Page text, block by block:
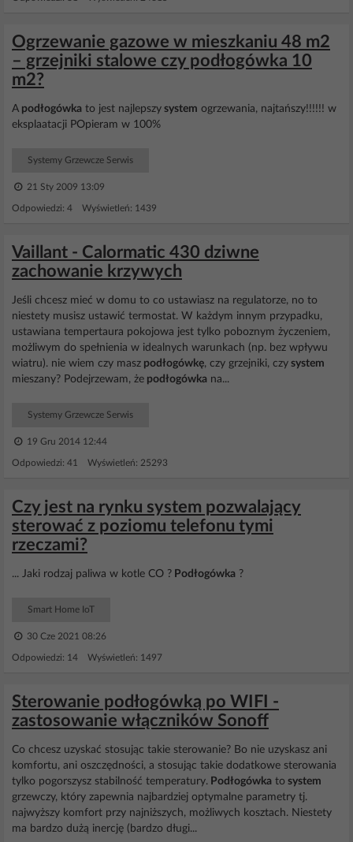
Ogrzewanie gazowe w mieszkaniu 48 m2
– grzejniki stalowe czy podłogówka 10
m2?
A podłogówka to jest najlepszy system ogrzewania, najtańszy!!!!!! w
eksplaatacji POpieram w 100%
Systemy Grzewcze Serwis
21 Sty 2009 13:09
Odpowiedzi: 4 Wyświetleń: 1439
Vaillant - Calormatic 430 dziwne
zachowanie krzywych
Jeśli chcesz mieć w domu to co ustawiasz na regulatorze, no to
niestety musisz ustawić termostat. W każdym innym przypadku,
ustawiana tempertaura pokojowa jest tylko poboznym życzeniem,
możliwym do spełnienia w idealnych warunkach (np. bez wpływu
wiatru). nie wiem czy masz podłogówkę, czy grzejniki, czy system
mieszany? Podejrzewam, że podłogówka na...
Systemy Grzewcze Serwis
19 Gru 2014 12:44
Odpowiedzi: 41 Wyświetleń: 25293
Czy jest na rynku system pozwalający
sterować z poziomu telefonu tymi
rzeczami?
... Jaki rodzaj paliwa w kotle CO ? Podłogówka ?
Smart Home IoT
30 Cze 2021 08:26
Odpowiedzi: 14 Wyświetleń: 1497
Sterowanie podłogówką po WIFI -
zastosowanie włączników Sonoff
Co chcesz uzyskać stosując takie sterowanie? Bo nie uzyskasz ani
komfortu, ani oszczędności, a stosując takie dodatkowe sterowania
tylko pogorszysz stabilność temperatury. Podłogówka to system
grzewczy, który zapewnia najbardziej optymalne parametry tj.
najwyższy komfort przy najniższych, możliwych kosztach. Niestety
ma bardzo dużą inercję (bardzo długi...